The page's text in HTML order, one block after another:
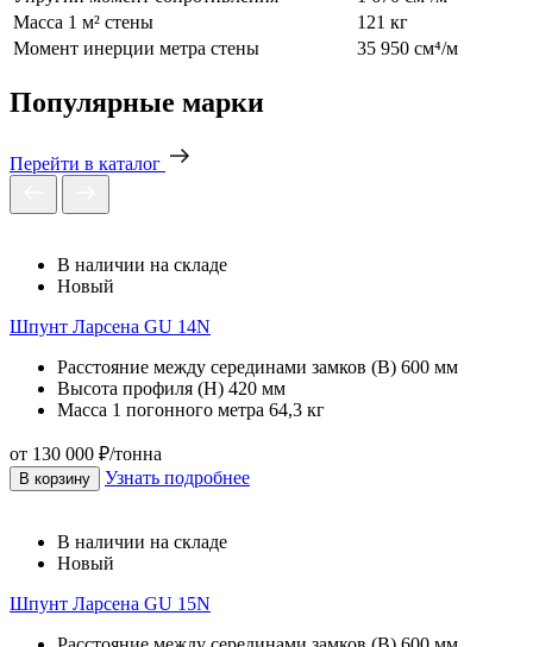
Масса 1 м² стены
121 кг
Момент инерции метра стены
35 950 см⁴/м
Популярные марки
Перейти в каталог
В наличии на складе
Новый
Шпунт Ларсена GU 14N
Расстояние между серединами замков (В) 600 мм
Высота профиля (Н) 420 мм
Масса 1 погонного метра 64,3 кг
от 130 000 ₽/тонна
В корзину Узнать подробнее
В наличии на складе
Новый
Шпунт Ларсена GU 15N